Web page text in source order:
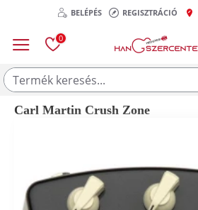
BELÉPÉS REGISZTRÁCIÓ
0
Carl Martin Crush Zone